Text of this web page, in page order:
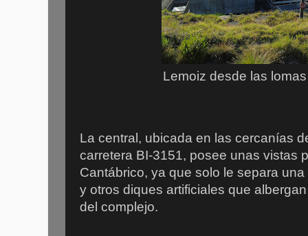
Lemoiz desde las
La central, ubicada en las cercanías
carretera BI-3151, posee unas vistas
Cantábrico, ya que solo le separa
y otros diques artificiales que
del complejo.